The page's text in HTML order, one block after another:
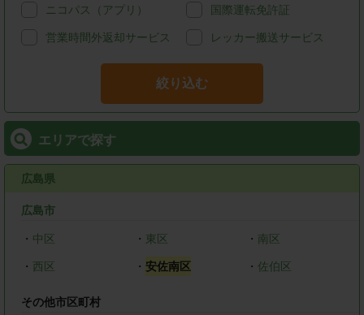
ニコパス（アプリ） 国際運転免許証
営業時間外返却サービス レッカー搬送サービス
絞り込む
エリアで探す
広島県
広島市
・ 中区 ・ 東区 ・ 南区
・ 西区 ・ 安佐南区 ・ 佐伯区
その他市区町村